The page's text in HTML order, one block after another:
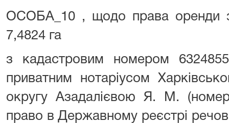
ОСОБА_10 , щодо права оренди
7,4824 га
з кадастровим номером
приватним нотаріусом
округу Азадалієвою Я. М.
право в Державному реєстрі